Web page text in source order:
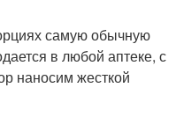
самую обычную
в любой аптеке, с
наносим жесткой